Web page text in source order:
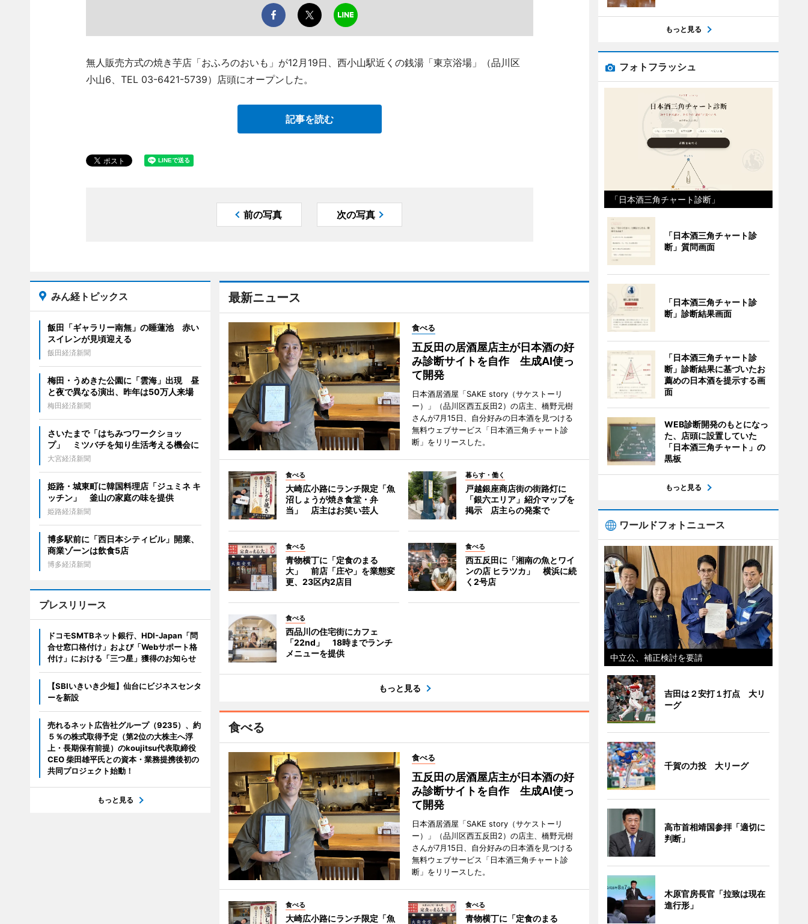
無人販売方式の焼き芋店「おふろのおいも」が12月19日、西小山駅近くの銭湯「東京浴場」（品川区
小山6、TEL 03-6421-5739）店頭にオープンした。
記事を読む
前の写真 次の写真
最新ニュース
食べる
五反田の居酒屋店主が日本酒の好
み診断サイトを自作 生成AI使っ
て開発
日本酒居酒屋「SAKE story（サケストーリ
ー）」（品川区西五反田2）の店主、橋野元樹
さんが7月15日、自分好みの日本酒を見つける
無料ウェブサービス「日本酒三角チャート診
断」をリリースした。
食べる
大崎広小路にランチ限定「魚
沼しょうが焼き食堂・弁
当」 店主はお笑い芸人
暮らす・働く
戸越銀座商店街の街路灯に
「銀六エリア」紹介マップを
掲示 店主らの発案で
食べる
青物横丁に「定食のまる
大」 前店「庄や」を業態変
更、23区内2店目
食べる
西五反田に「湘南の魚とワイ
ンの店 ヒラツカ」 横浜に続
く2号店
食べる
西品川の住宅街にカフェ
「22nd」 18時までランチ
メニューを提供
もっと見る
食べる
食べる
五反田の居酒屋店主が日本酒の好
み診断サイトを自作 生成AI使っ
て開発
日本酒居酒屋「SAKE story（サケストーリ
ー）」（品川区西五反田2）の店主、橋野元樹
さんが7月15日、自分好みの日本酒を見つける
無料ウェブサービス「日本酒三角チャート診
断」をリリースした。
食べる
大崎広小路にランチ限定「魚
食べる
青物横丁に「定食のまる
みん経トピックス
飯田「ギャラリー南無」の睡蓮池 赤い
スイレンが見頃迎える
飯田経済新聞
梅田・うめきた公園に「雲海」出現 昼
と夜で異なる演出、昨年は50万人来場
梅田経済新聞
さいたまで「はちみつワークショッ
プ」 ミツバチを知り生活考える機会に
大宮経済新聞
姫路・城東町に韓国料理店「ジュミネ キ
ッチン」 釜山の家庭の味を提供
姫路経済新聞
博多駅前に「西日本シティビル」開業、
商業ゾーンは飲食5店
博多経済新聞
プレスリリース
ドコモSMTBネット銀行、HDI-Japan「問
合せ窓口格付け」および「Webサポート格
付け」における「三つ星」獲得のお知らせ
【SBIいきいき少短】仙台にビジネスセンタ
ーを新設
売れるネット広告社グループ（9235）、約
５％の株式取得予定（第2位の大株主へ浮
上・長期保有前提）のkoujitsu代表取締役
CEO 柴田雄平氏との資本・業務提携後初の
共同プロジェクト始動！
もっと見る
もっと見る
フォトフラッシュ
「日本酒三角チャート診断」
「日本酒三角チャート診
断」質問画面
「日本酒三角チャート診
断」診断結果画面
「日本酒三角チャート診
断」診断結果に基づいたお
薦めの日本酒を提示する画
面
WEB診断開発のもとになっ
た、店頭に設置していた
「日本酒三角チャート」の
黒板
もっと見る
ワールドフォトニュース
中立公、補正検討を要請
吉田は２安打１打点 大リ
ーグ
千賀の力投 大リーグ
高市首相靖国参拝「適切に
判断」
木原官房長官「拉致は現在
進行形」